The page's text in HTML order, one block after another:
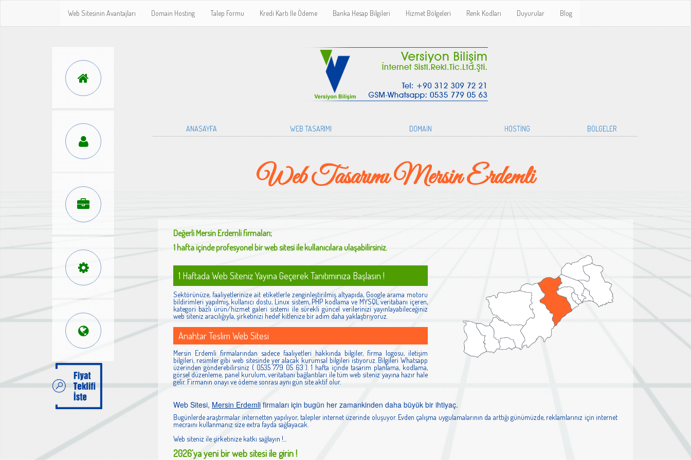
Web Sitesinin Avantajları Domain Hosting Talep Formu Kredi Kartı İle Ödeme Banka Hesap Bilgileri Hizmet Bölgeleri Renk Kodları Duyurular Blog
ANASAYFA WEB TASARIMI DOMAİN HOSTİNG BÖLGELER
Web Tasarımı Mersin Erdemli
DeğerliMersin Erdemlifirmaları;
1 hafta içinde profesyonel bir web sitesi ile kullanıcılara ulaşabilirsiniz.
1 Haftada Web Siteniz Yayına Geçerek Tanıtımınıza Başlasın !
Sektörünüze, faaliyetlerinize ait etiketlerle zenginleştirilmiş altyapıda, Google arama motoru
bildirimleri yapılmış, kullanıcı dostu, Linux sistem, PHP kodlama ve MYSQL veritabanı içeren,
kategori bazlı ürün/hizmet galeri sistemi ile sürekli güncel verilerinizi yayınlayabileceğiniz
web siteniz aracılığıyla, şirketinizi hedef kitlenize bir adım daha yaklaştırıyoruz.
Anahtar Teslim Web Sitesi
Mersin Erdemli firmalarından sadece faaliyetleri hakkında bilgiler, firma logosu, iletişim
bilgileri, resimler gibi web sitesinde yer alacak kurumsal bilgileri istiyoruz. Bilgileri Whatsapp
üzerinden gönderebilirsiniz ( 0535 779 05 63 ). 1 hafta içinde tasarım planlama, kodlama,
görsel düzenleme, panel kurulum, veritabanı bağlantıları ile tüm web siteniz yayına hazır hale
gelir. Firmanın onayı ve ödeme sonrası aynı gün site aktif olur.
Web Sitesi,Mersin Erdemlifirmaları için bugün her zamankinden daha büyük bir ihtiyaç.
Bugünlerde araştırmalar internetten yapılıyor, talepler internet üzerinde oluşuyor. Evden çalışma uygulamalarının da arttığı günümüzde, reklamlarınız için internet
mecraını kullanmanız size extra fayda sağlayacak.
Web siteniz ile şirketinize katkı sağlayın !...
2026'ya yeni bir web sitesi ile girin !